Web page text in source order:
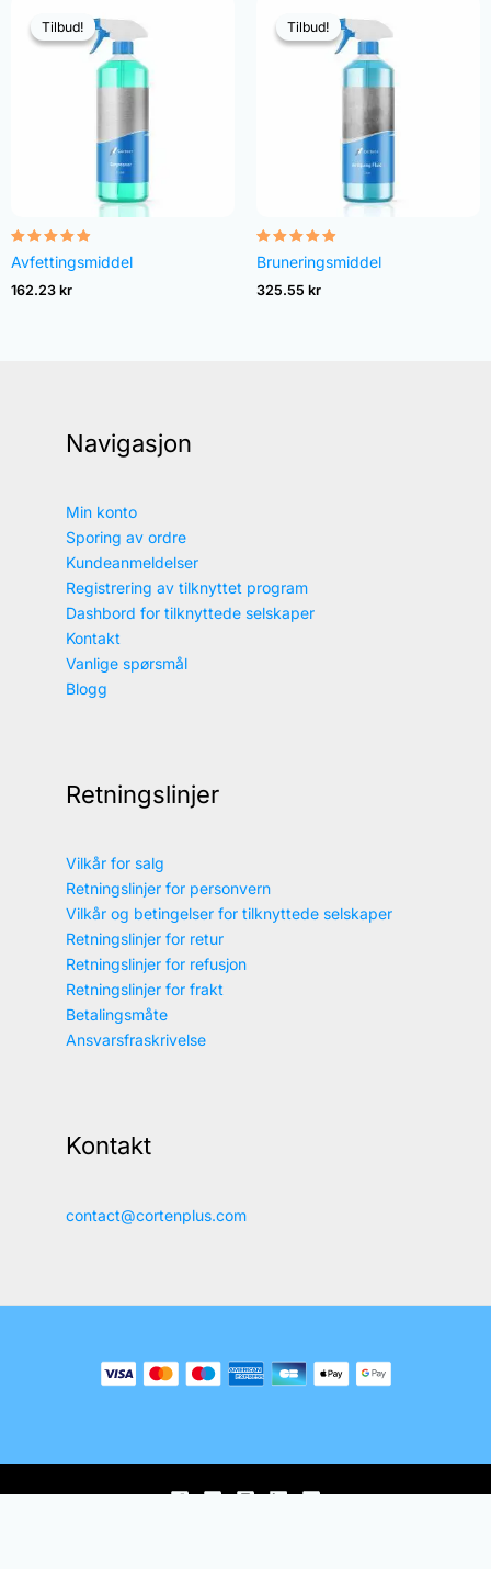
Tilbud!
Tilbud!
Vurdert
4.82
av 5
Avfettingsmiddel
162.23 kr
Tilbud!
Tilbud!
Vurdert
4.83
av 5
Bruneringsmiddel
325.55 kr
Navigasjon
Min konto
Sporing av ordre
Kundeanmeldelser
Registrering av tilknyttet program
Dashbord for tilknyttede selskaper
Kontakt
Vanlige spørsmål
Blogg
Retningslinjer
Vilkår for salg
Retningslinjer for personvern
Vilkår og betingelser for tilknyttede selskaper
Retningslinjer for retur
Retningslinjer for refusjon
Retningslinjer for frakt
Betalingsmåte
Ansvarsfraskrivelse
Kontakt
contact@cortenplus.com